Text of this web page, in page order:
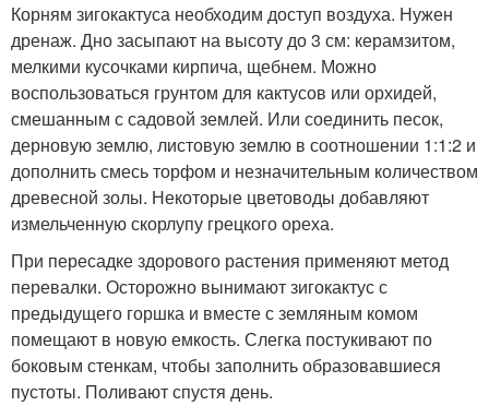
Корням зигокактуса необходим доступ воздуха. Нужен
дренаж. Дно засыпают на высоту до 3 см: керамзитом,
мелкими кусочками кирпича, щебнем. Можно
воспользоваться грунтом для кактусов или орхидей,
смешанным с садовой землей. Или соединить песок,
дерновую землю, листовую землю в соотношении 1:1:2 и
дополнить смесь торфом и незначительным количеством
древесной золы. Некоторые цветоводы добавляют
измельченную скорлупу грецкого ореха.
При пересадке здорового растения применяют метод
перевалки. Осторожно вынимают зигокактус с
предыдущего горшка и вместе с земляным комом
помещают в новую емкость. Слегка постукивают по
боковым стенкам, чтобы заполнить образовавшиеся
пустоты. Поливают спустя день.